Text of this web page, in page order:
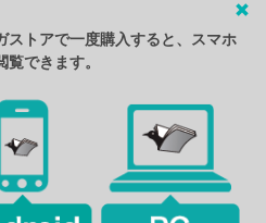
ストアで一度購入すると、スマホ
できます。